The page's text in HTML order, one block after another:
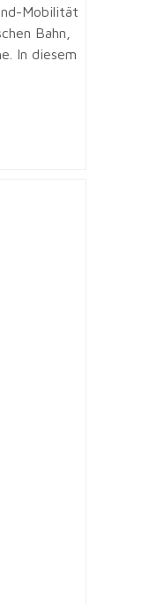
Mobilität
Bahn,
In diesem